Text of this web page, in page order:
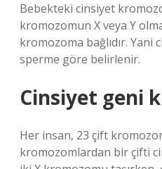
Bebekteki cinsiyet
kromozomun X veya Y
kromozoma bağlıdır. Yani
sperme göre belirlenir.
Cinsiyet geni
Her insan, 23 çift
kromozomlardan bir çifti